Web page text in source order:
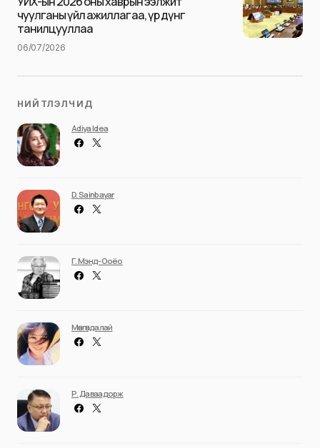
чуулганы үйл ажиллагаа, үр дүнг
танилцууллаа
06/07/2026
НИЙТЛЭЛЧИД
Adiya Idea
D. Sainbayar
Г. Мэнд-Ооёо
Мөнгөндалай
Р. Даваадорж